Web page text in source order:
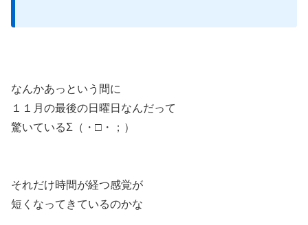
なんかあっという間に
１１月の最後の日曜日なんだって
驚いているΣ（・□・；）
それだけ時間が経つ感覚が
短くなってきているのかな